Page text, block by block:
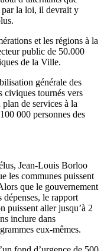
par la loi, il devrait y
et les régions à la
public de 50.000
de la Ville.
générale des
civiques tournés vers
de services à la
000 personnes des
Jean-Louis Borloo
les communes puissent
que le gouvernement
dépenses, le rapport
puissent aller jusqu’à 2
inclure dans
eux-mêmes.